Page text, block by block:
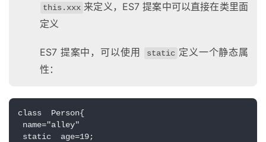
this.xxx 来定义，ES7 提案中可以直接在类里面
定义
ES7 提案中，可以使用 static 定义一个静态属
性：
class  Person{
name="alley"
static  age=19;